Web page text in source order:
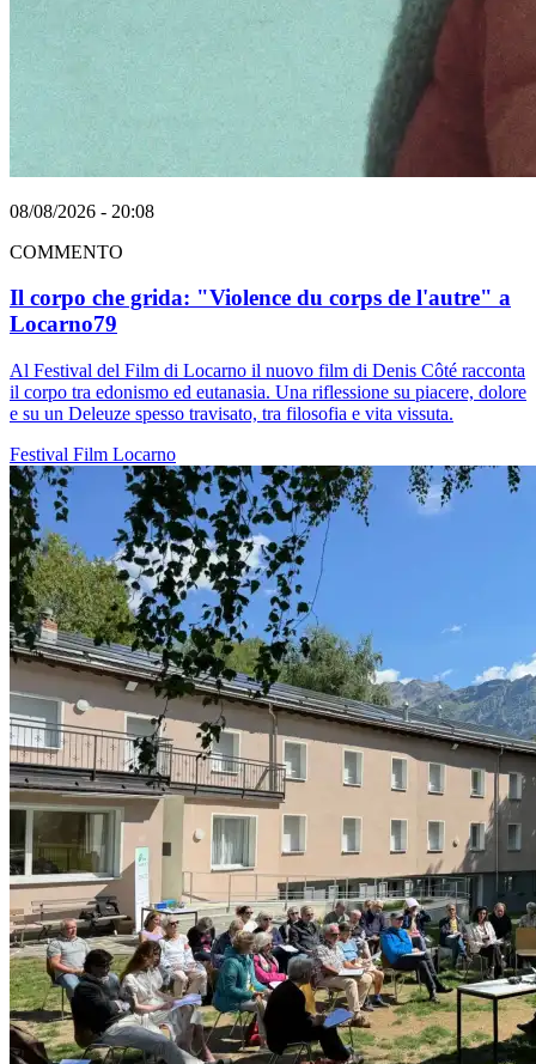
08/08/2026 - 20:08
COMMENTO
Il corpo che grida: "Violence du corps de l'autre" a
Locarno79
Al Festival del Film di Locarno il nuovo film di Denis Côté racconta
il corpo tra edonismo ed eutanasia. Una riflessione su piacere, dolore
e su un Deleuze spesso travisato, tra filosofia e vita vissuta.
Festival Film Locarno